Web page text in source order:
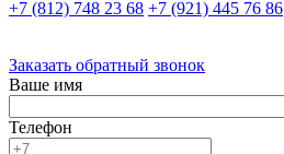
+7 (812) 748 23 68 +7 (921) 445 76 86
Заказать обратный звонок
Ваше имя
Телефон